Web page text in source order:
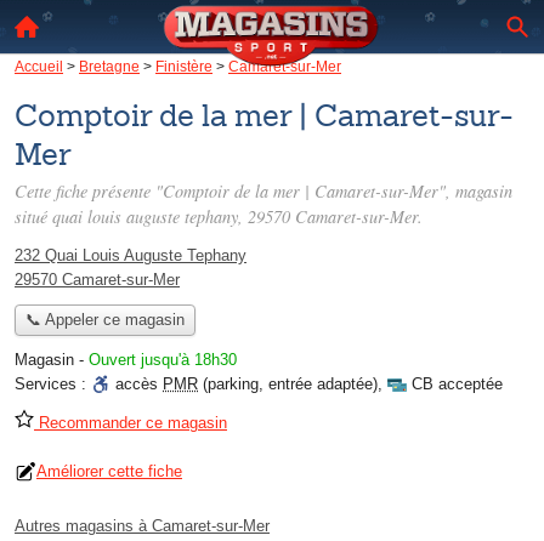
Accueil > Bretagne > Finistère > Camaret-sur-Mer
Comptoir de la mer | Camaret-sur-
Mer
Cette fiche présente "Comptoir de la mer | Camaret-sur-Mer", magasin
situé quai louis auguste tephany, 29570 Camaret-sur-Mer.
232 Quai Louis Auguste Tephany
29570 Camaret-sur-Mer
📞 Appeler ce magasin
Magasin - Ouvert jusqu'à 18h30
Services :
accès PMR (parking, entrée adaptée), CB acceptée
Recommander ce magasin
Améliorer cette fiche
Autres magasins à Camaret-sur-Mer